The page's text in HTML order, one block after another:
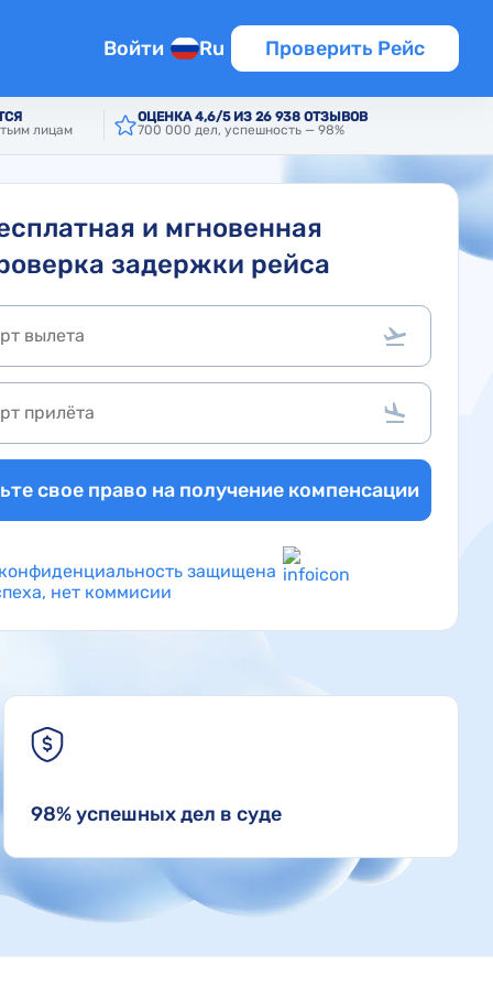
Войти Ru Проверить Рейс
лицам
ОЦЕНКА 4,6/5 ИЗ 26 938 ОТЗЫВОВ
700 000 дел, успешность — 98%
и мгновенная
задержки рейса
свое право на получение компенсации
защищена
нет коммисии
98% успешных дел в суде